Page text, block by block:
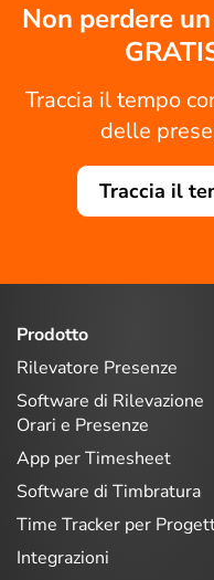
Non perdere
Traccia il tempo
delle
Traccia il
Prodotto
Rilevatore Presenze
Software di Rilevazione
Orari e Presenze
App per Timesheet
Software di Timbratura
Time Tracker per
Integrazioni